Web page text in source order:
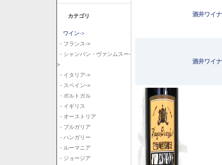
カテゴリ
ワイン->
- フランス->
- シャンパン・ヴァンムスー-
>
- イタリア->
- スペイン->
- ポルトガル
- イギリス
- オーストリア
- ブルガリア
- ハンガリー
- ルーマニア
- ジョージア
酒井ワイ
酒井ワイ